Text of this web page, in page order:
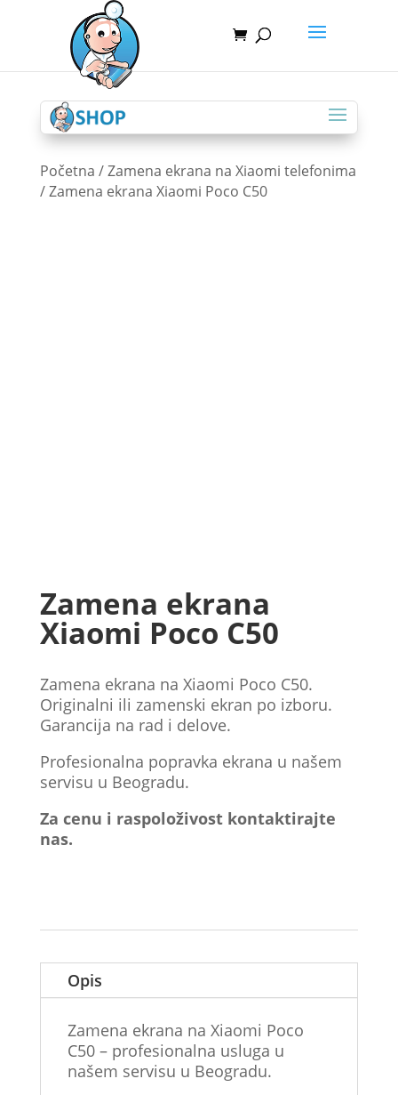
Početna /Zamena ekrana na Xiaomi telefonima
/ Zamena ekrana Xiaomi Poco C50
Zamena ekrana
Xiaomi Poco C50
Zamena ekrana na Xiaomi Poco C50.
Originalni ili zamenski ekran po izboru.
Garancija na rad i delove.
Profesionalna popravka ekrana u našem
servisu u Beogradu.
Za cenu i raspoloživost kontaktirajte
nas.
Opis
Zamena ekrana na Xiaomi Poco
C50 – profesionalna usluga u
našem servisu u Beogradu.